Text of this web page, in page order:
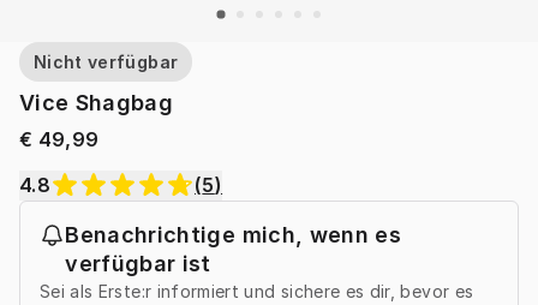
Nicht verfügbar
Vice Shagbag
€ 49,99
4.8
(5)
Benachrichtige mich, wenn es
verfügbar ist
Sei als Erste:r informiert und sichere es dir, bevor es